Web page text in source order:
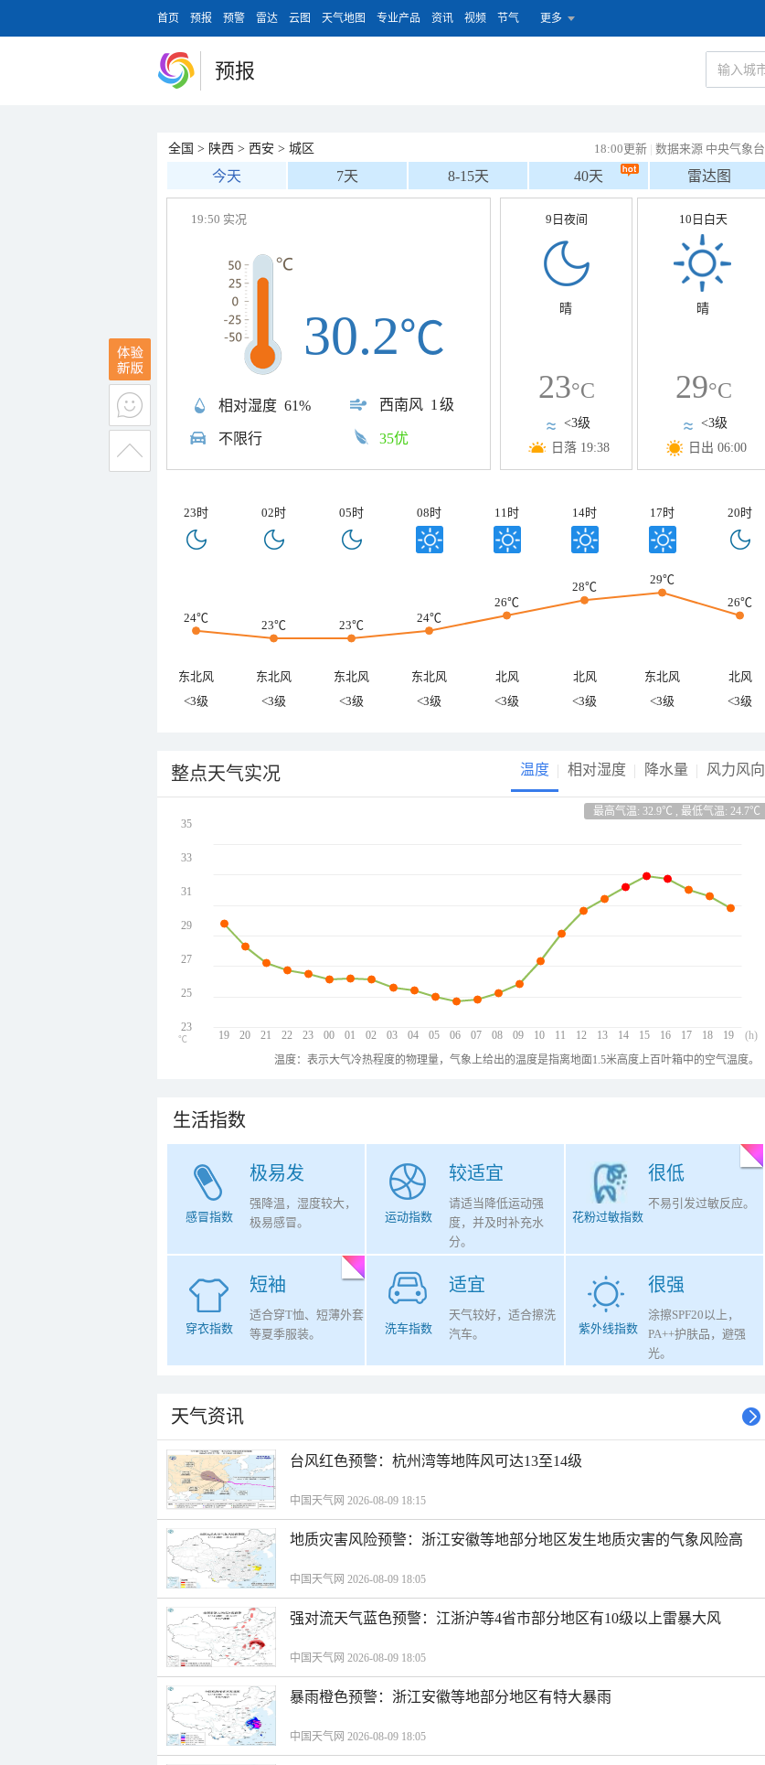
首页 预报 预警 雷达 云图 天气地图 专业产品 资讯 视频 节气 更多
预报
全国 > 陕西 > 西安 > 城区 18:00更新 | 数据来源 中央气象台
今天 7天 8-15天 40天 雷达图
19:50 实况
相对湿度 61% 西南风 1级
不限行
30.2℃
35优
9日夜间
晴
23°C
<3级
日落 19:38
10日白天
晴
29°C
<3级
日出 06:00
23时 02时 05时 08时 11时 14时 17时 20时
24℃
23℃ 23℃
24℃
26℃
28℃
29℃
26℃
东北风 东北风 东北风 东北风 北风 北风 东北风
北风
<3级
<3级 <3级 <3级 <3级 <3级 <3级 <3级
整点天气实况 温度 相对湿度 降水量 风力风向
最高气温: 32.9℃ , 最低气温: 24.7℃
19 20 21 22 23 00 01 02 03 04 05 06 07 08 09 10 11 12 13 14 15 16 17 18 19
35
33
31
29
27
25
23
(h)
℃
温度：表示大气冷热程度的物理量，气象上给出的温度是指离地面1.5米高度上百叶箱中的空气温度。
生活指数
极易发
感冒指数
强降温，湿度较大，
极易感冒。
较适宜
运动指数
请适当降低运动强
度，并及时补充水
分。
很低
花粉过敏指数
不易引发过敏反应。
短袖
穿衣指数
适合穿T恤、短薄外套
等夏季服装。
适宜
洗车指数
天气较好，适合擦洗
汽车。
很强
紫外线指数
涂擦SPF20以上，
PA++护肤品，避强
光。
天气资讯
​台风红色预警：杭州湾等地阵风可达13至14级
中国天气网 2026-08-09 18:15
地质灾害风险预警：浙江安徽等地部分地区发生地质灾害的气象风险高
中国天气网 2026-08-09 18:05
强对流天气蓝色预警：江浙沪等4省市部分地区有10级以上雷暴大风
中国天气网 2026-08-09 18:05
暴雨橙色预警：浙江安徽等地部分地区有特大暴雨
中国天气网 2026-08-09 18:05